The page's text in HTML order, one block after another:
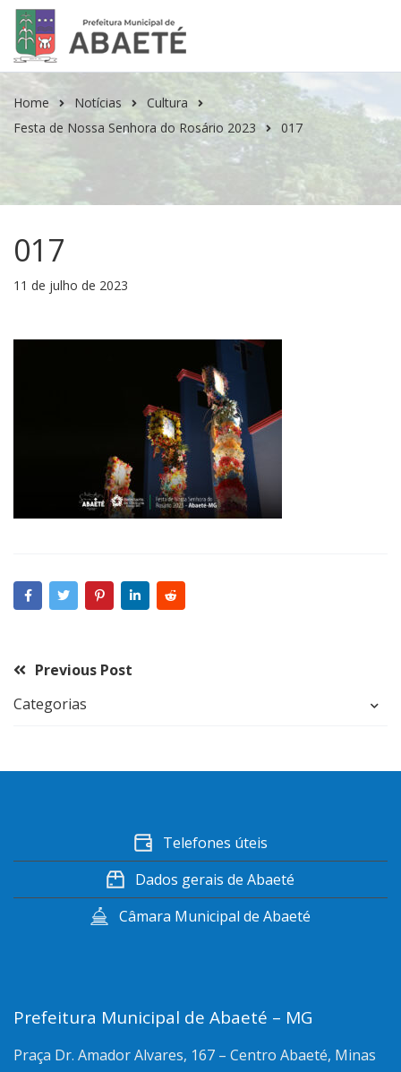
Home Notícias
Cultura
Festa de Nossa Senhora do Rosário 2023
017
017
11 de julho de 2023
Previous Post
Categorias
Telefones úteis
Dados gerais de Abaeté
Câmara Municipal de Abaeté
Prefeitura Municipal de Abaeté – MG
Praça Dr. Amador Alvares, 167 – Centro Abaeté, Minas